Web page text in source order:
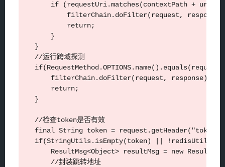
if (requestUri.matches(contextPath + url)
filterChain.doFilter(request,
            return;
        }
    }
    //运行跨域探测
        filterChain.doFilter(request, response);
        return;
    }
    //检查token是否有效
final String token =
if(StringUtils.isEmpty(token) ||
ResultMsg<Object> resultMsg = new
        //封装跳转地址